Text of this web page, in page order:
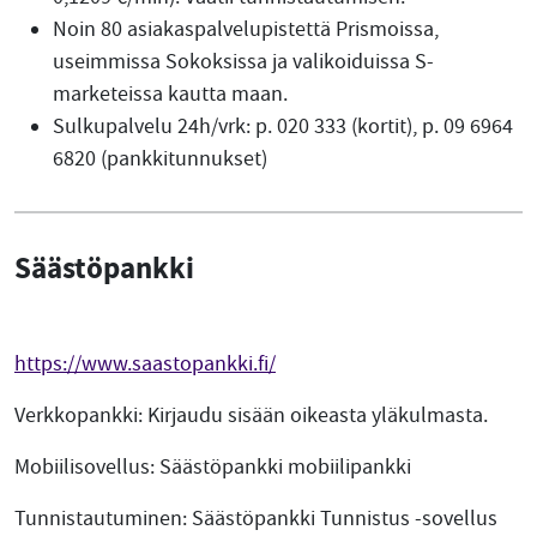
Noin 80 asiakaspalvelupistettä Prismoissa,
useimmissa Sokoksissa ja valikoiduissa S-
marketeissa kautta maan.
Sulkupalvelu 24h/vrk: p. 020 333 (kortit), p. 09 6964
6820 (pankkitunnukset)
Säästöpankki
https://www.saastopankki.fi/
Verkkopankki: Kirjaudu sisään oikeasta yläkulmasta.
Mobiilisovellus: Säästöpankki mobiilipankki
Tunnistautuminen: Säästöpankki Tunnistus -sovellus